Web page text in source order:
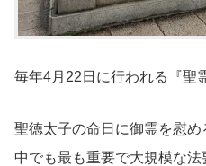
毎年4月22日に行われる『聖
聖徳太子の命日に御霊を慰
中でも最も重要で大規模な法